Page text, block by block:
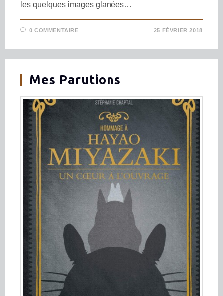
les quelques images glanées…
0 COMMENTAIRE 25 FÉVRIER 2018
Mes Parutions